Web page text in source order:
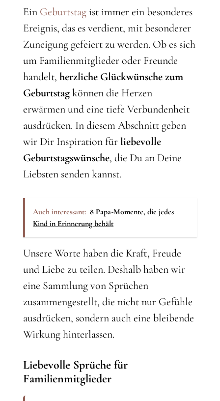
Ein Geburtstag ist immer ein besonderes
Ereignis, das es verdient, mit besonderer
Zuneigung gefeiert zu werden. Ob es sich
um Familienmitglieder oder Freunde
handelt,herzliche Glückwünsche zum
Geburtstagkönnen die Herzen
erwärmen und eine tiefe Verbundenheit
ausdrücken. In diesem Abschnitt geben
wir Dir Inspiration fürliebevolle
Geburtstagswünsche, die Du an Deine
Liebsten senden kannst.
Auch interessant: 8 Papa-Momente, die jedes
Kind in Erinnerung behält
Unsere Worte haben die Kraft, Freude
und Liebe zu teilen. Deshalb haben wir
eine Sammlung von Sprüchen
zusammengestellt, die nicht nur Gefühle
ausdrücken, sondern auch eine bleibende
Wirkung hinterlassen.
Liebevolle Sprüche für
Familienmitglieder